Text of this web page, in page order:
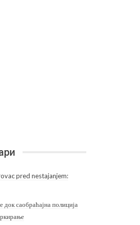
pred nestajanjem:
док саобраћајна полиција